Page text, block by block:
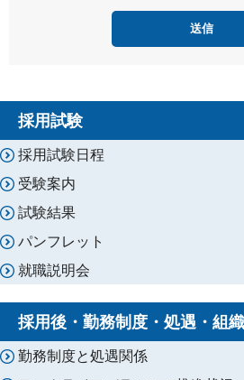
採用試験
採用試験日程
受験案内
試験結果
パンフレット
就職説明会
採用後・勤務制度・処遇・組織
勤務制度と処遇関係